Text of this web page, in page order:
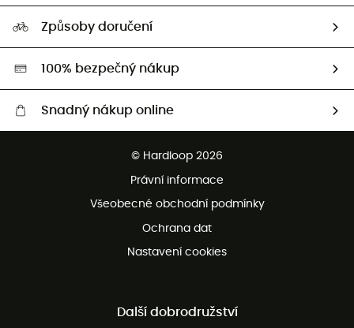
Naši Ambasadoři
Second hand
HardGreen
Způsoby doručení
100% bezpečný nákup
Snadný nákup online
Bezplatné vrácení do 100 dnů
Bezplatná zákaznická služba
© Hardloop 2026
Právní informace
Všeobecné obchodní podmínky
Ochrana dat
Nastavení cookies
Další dobrodružství